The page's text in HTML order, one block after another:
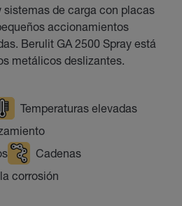
de carga con placas
accionamientos
Berulit GA 2500 Spray está
metálicos deslizantes.
Temperaturas elevadas
Cadenas
corrosión